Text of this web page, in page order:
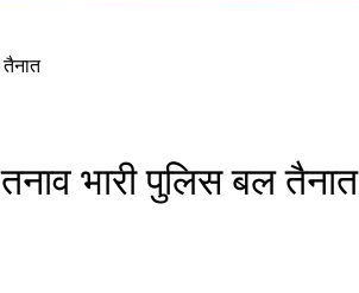
भारी पुलिस बल तैनात